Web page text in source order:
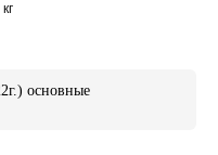
основные